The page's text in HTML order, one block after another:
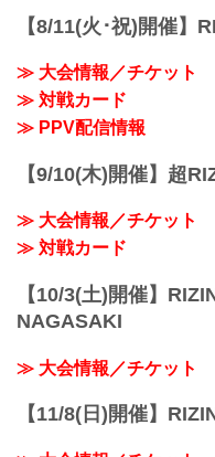
【8/11(火･祝)開催】
≫ 大会情報／チケット
≫ 対戦カード
≫ PPV配信情報
【9/10(木)開催】超
≫ 大会情報／チケット
≫ 対戦カード
【10/3(土)開催】
NAGASAKI
≫ 大会情報／チケット
【11/8(日)開催】